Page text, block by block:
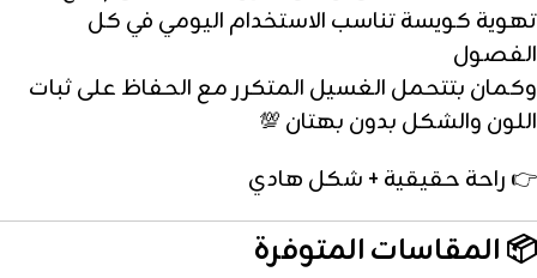
تهوية كويسة تناسب الاستخدام اليومي في كل
الفصول
وكمان بتتحمل الغسيل المتكرر مع الحفاظ على ثبات
اللون والشكل بدون بهتان 💯
👉 راحة حقيقية + شكل هادي
📦 المقاسات المتوفرة